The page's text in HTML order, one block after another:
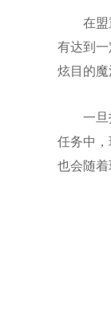
在
有达到
炫目的魔
一
任务中
也会随